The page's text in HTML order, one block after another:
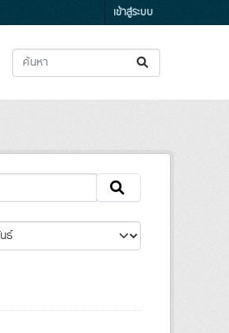
เข้าสู่ระบบ